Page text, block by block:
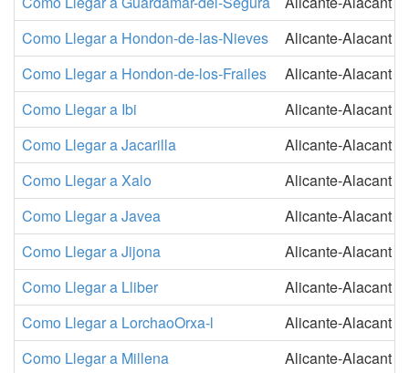
Como Llegar a Hondon-de-las-Nieves
Alicante-Alacant
Como Llegar a Hondon-de-los-Frailes
Alicante-Alacant
Como Llegar a Ibi
Alicante-Alacant
Como Llegar a Jacarilla
Alicante-Alacant
Como Llegar a Xalo
Alicante-Alacant
Como Llegar a Javea
Alicante-Alacant
Como Llegar a Jijona
Alicante-Alacant
Como Llegar a Lliber
Alicante-Alacant
Como Llegar a LorchaoOrxa-l
Alicante-Alacant
Como Llegar a Millena
Alicante-Alacant